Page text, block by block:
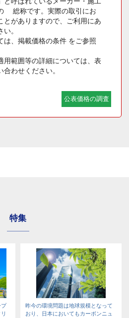
総称です。実際の取引にお
とがありますので、ご利用にあ
。
は、掲載価格の条件 をご参照
用範囲等の詳細については、表
わせください。
公表価格の調査
特集
プ
昨今の環境問題は地球規模となって
おり、日本においてもカーボンニュ